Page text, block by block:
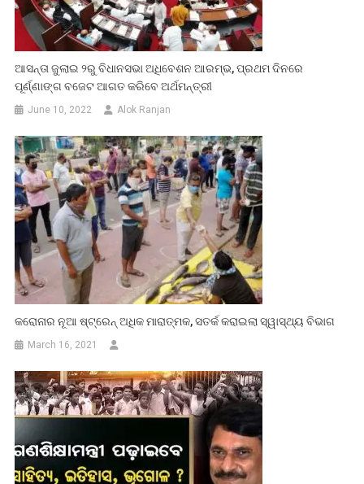
ଆସନ୍ତା ଜୁଲାଇ ୨ରୁ ବିଧାନସଭା ଅଧିବେଶନ ଆରମ୍ଭ, ପ୍ରଥମ ଦିନରେ
ପୂର୍ଣ୍ଣାଙ୍ଗ ବଜେଟ ଆଗତ କରିବେ ଅର୍ଥମନ୍ତ୍ରୀ
June 10, 2022 Alok Ranjan
କରୋନାର ନୂଆ ଷ୍ଟ୍ରେନ୍ ଅଧିକ ମାରାତ୍ମକ, ସତର୍କ କରାଇଲା ସ୍ୱାସ୍ଥ୍ୟ ବିଭାଗ
March 16, 2021